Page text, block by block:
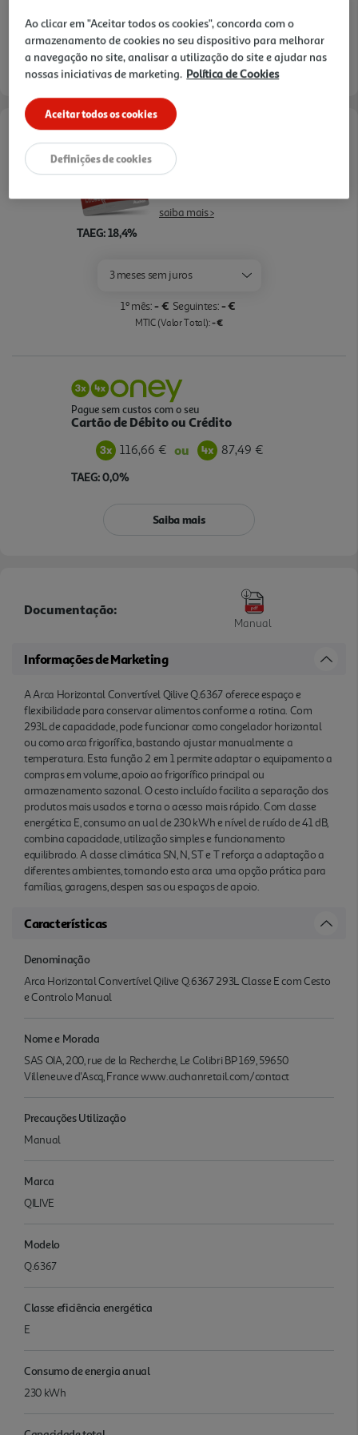
nível de ruído de 41 dB, combina capacidade,
utilização simples e funcionamento equilibrado. A
classe climática SN, N, ST e T reforça a adaptação a
diferentes ambientes, tornando esta arca uma
ou espaços de apoio.
*Mediante disponibilidade de slot de entrega e stock em loja.
TAEG: 18,4%
Pague com o seu
saiba mais >
3 meses sem juros
1º mês:- € Seguintes:- €
MTIC (Valor Total):- €
Pague sem custos com o seu
Cartão de Débito ou Crédito
116,66 € ou 87,49 €
TAEG: 0,0%
Saiba mais
Documentação:
Manual
Informações de Marketing
A Arca Horizontal Convertível Qilive Q.6367 oferece espaço e
flexibilidade para conservar alimentos conforme a rotina. Com
293L de capacidade, pode funcionar como congelador horizontal
ou como arca frigorífica, bastando ajustar manualmente a
temperatura. Esta função 2 em 1 permite adaptar o equipamento a
compras em volume, apoio ao frigorífico principal ou
armazenamento sazonal. O cesto incluído facilita a separação dos
produtos mais usados e torna o acesso mais rápido. Com classe
energética E, consumo an ual de 230 kWh e nível de ruído de 41 dB,
combina capacidade, utilização simples e funcionamento
equilibrado. A classe climática SN, N, ST e T reforça a adaptação a
diferentes ambientes, tornando esta arca uma opção prática para
famílias, garagens, despen sas ou espaços de apoio.
Características
Denominação
Arca Horizontal Convertível Qilive Q.6367 293L Classe E com Cesto
e Controlo Manual
Nome e Morada
SAS OIA, 200, rue de la Recherche, Le Colibri BP 169, 59650
Villeneuve d'Ascq, France www.auchanretail.com/contact
Precauções Utilização
Manual
Marca
QILIVE
Modelo
Q.6367
Classe eficiência energética
E
Consumo de energia anual
230 kWh
Ao clicar em "Aceitar todos os cookies", concorda com o
armazenamento de cookies no seu dispositivo para melhorar
a navegação no site, analisar a utilização do site e ajudar nas
nossas iniciativas de marketing. Política de Cookies
Aceitar todos os cookies
Definições de cookies